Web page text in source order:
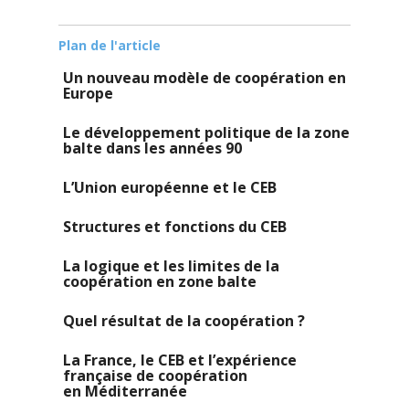
Plan de l'article
Un nouveau modèle de coopération en
Europe
Le développement politique de la zone
balte dans les années 90
L’Union européenne et le CEB
Structures et fonctions du CEB
La logique et les limites de la
coopération en zone balte
Quel résultat de la coopération ?
La France, le CEB et l’expérience
française de coopération
en Méditerranée